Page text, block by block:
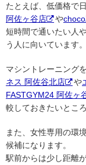
たとえば、低価格で
阿佐ヶ谷店
や
短時間で通いたい人
う人に向いています。
マシントレーニング
ネス 阿佐谷北店
や
FASTGYM24 阿佐ヶ
較しておきたいところ
また、女性専用の環
候補になります。
駅前からは少し距離